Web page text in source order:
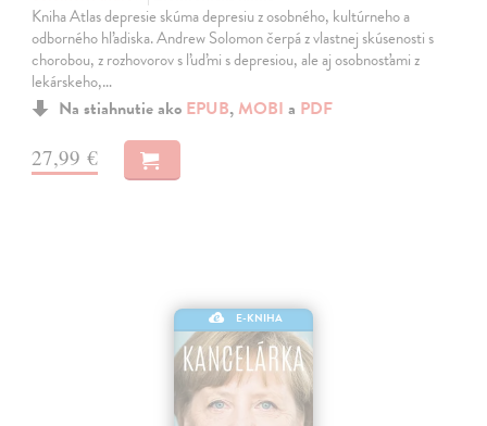
Kniha Atlas depresie skúma depresiu z osobného, kultúrneho a
odborného hľadiska. Andrew Solomon čerpá z vlastnej skúsenosti s
chorobou, z rozhovorov s ľuďmi s depresiou, ale aj osobnosťami z
lekárskeho,…
Na stiahnutie ako EPUB, MOBI a PDF
27,99 €
E-KNIHA